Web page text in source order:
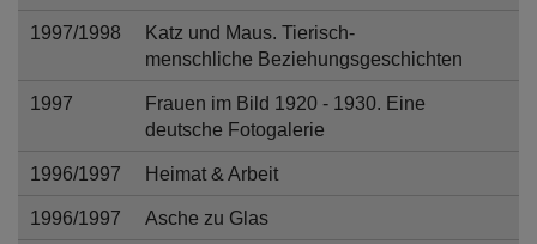
1997/1998
Katz und Maus. Tierisch-
menschliche Beziehungsgeschichten
1997
Frauen im Bild 1920 - 1930. Eine
deutsche Fotogalerie
1996/1997 Heimat & Arbeit
1996/1997 Asche zu Glas